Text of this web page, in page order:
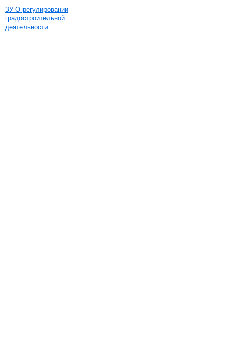
ЗУ О регулировании
градостроительной
деятельности